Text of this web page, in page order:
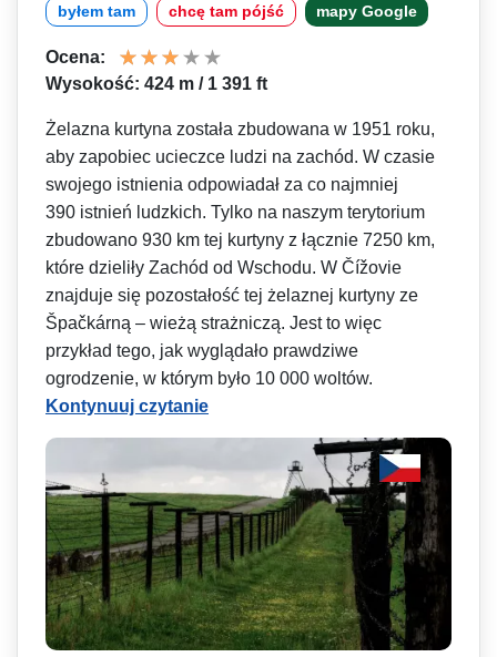
byłem tam chcę tam pójść mapy Google
Ocena:
Wysokość: 424 m / 1 391 ft
Żelazna kurtyna została zbudowana w 1951 roku,
aby zapobiec ucieczce ludzi na zachód. W czasie
swojego istnienia odpowiadał za co najmniej
390 istnień ludzkich. Tylko na naszym terytorium
zbudowano 930 km tej kurtyny z łącznie 7250 km,
które dzieliły Zachód od Wschodu. W Čížovie
znajduje się pozostałość tej żelaznej kurtyny ze
Špačkárną – wieżą strażniczą. Jest to więc
przykład tego, jak wyglądało prawdziwe
ogrodzenie, w którym było 10 000 woltów.
Kontynuuj czytanie